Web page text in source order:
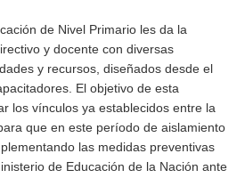
de Nivel Primario les da la
y docente con diversas
y recursos, diseñados desde el
El objetivo de esta
los vínculos ya establecidos entre la
que en este período de aislamiento
las medidas preventivas
de Educación de la Nación ante